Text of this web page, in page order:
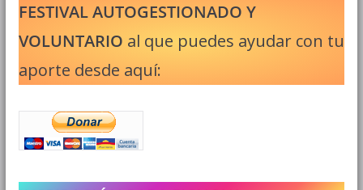
FESTIVAL AUTOGESTIONADO Y
VOLUNTARIO al que puedes ayudar con tu
aporte desde aquí: